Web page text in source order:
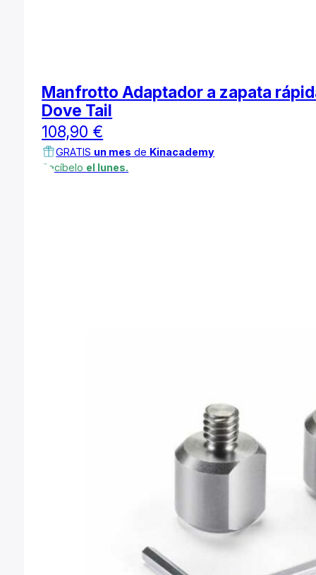
Manfrotto Adaptador a zapata
Dove Tail
108,90 €
GRATISun mes